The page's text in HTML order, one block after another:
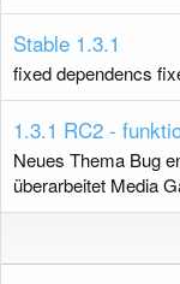
Stable 1.3.1
fixed dependencs
1.3.1 RC2 -
Neues Thema Bug
überarbeitet Media